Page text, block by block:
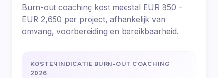
Burn-out coaching kost meestal EUR 850 -
EUR 2,650 per project, afhankelijk van
omvang, voorbereiding en bereikbaarheid.
KOSTENINDICATIE BURN-OUT COACHING
2026